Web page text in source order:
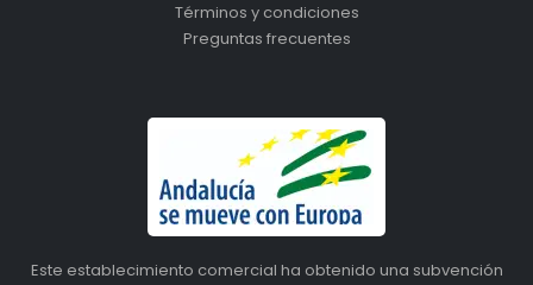
Términos y condiciones
Preguntas frecuentes
Este establecimiento comercial ha obtenido una subvención